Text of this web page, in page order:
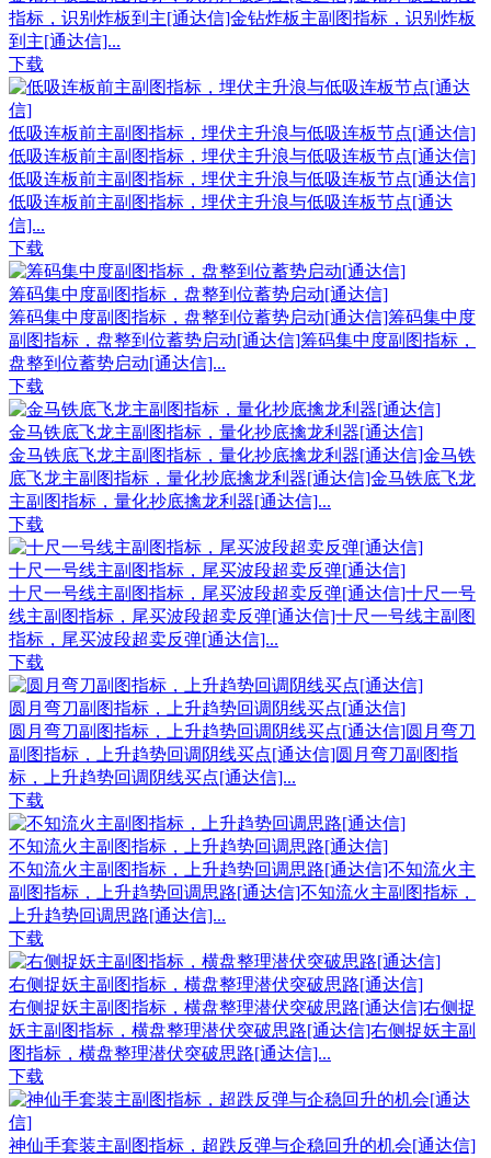
指标，识别炸板到主[通达信]金钻炸板主副图指标，识别炸板
到主[通达信]...
下载
低吸连板前主副图指标，埋伏主升浪与低吸连板节点[通达信]
低吸连板前主副图指标，埋伏主升浪与低吸连板节点[通达信]
低吸连板前主副图指标，埋伏主升浪与低吸连板节点[通达信]
低吸连板前主副图指标，埋伏主升浪与低吸连板节点[通达
信]...
下载
筹码集中度副图指标，盘整到位蓄势启动[通达信]
筹码集中度副图指标，盘整到位蓄势启动[通达信]筹码集中度
副图指标，盘整到位蓄势启动[通达信]筹码集中度副图指标，
盘整到位蓄势启动[通达信]...
下载
金马铁底飞龙主副图指标，量化抄底擒龙利器[通达信]
金马铁底飞龙主副图指标，量化抄底擒龙利器[通达信]金马铁
底飞龙主副图指标，量化抄底擒龙利器[通达信]金马铁底飞龙
主副图指标，量化抄底擒龙利器[通达信]...
下载
十尺一号线主副图指标，尾买波段超卖反弹[通达信]
十尺一号线主副图指标，尾买波段超卖反弹[通达信]十尺一号
线主副图指标，尾买波段超卖反弹[通达信]十尺一号线主副图
指标，尾买波段超卖反弹[通达信]...
下载
圆月弯刀副图指标，上升趋势回调阴线买点[通达信]
圆月弯刀副图指标，上升趋势回调阴线买点[通达信]圆月弯刀
副图指标，上升趋势回调阴线买点[通达信]圆月弯刀副图指
标，上升趋势回调阴线买点[通达信]...
下载
不知流火主副图指标，上升趋势回调思路[通达信]
不知流火主副图指标，上升趋势回调思路[通达信]不知流火主
副图指标，上升趋势回调思路[通达信]不知流火主副图指标，
上升趋势回调思路[通达信]...
下载
右侧捉妖主副图指标，横盘整理潜伏突破思路[通达信]
右侧捉妖主副图指标，横盘整理潜伏突破思路[通达信]右侧捉
妖主副图指标，横盘整理潜伏突破思路[通达信]右侧捉妖主副
图指标，横盘整理潜伏突破思路[通达信]...
下载
神仙手套装主副图指标，超跌反弹与企稳回升的机会[通达信]